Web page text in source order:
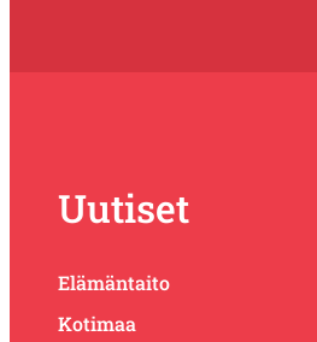
Uutiset
Elämäntaito
Kotimaa